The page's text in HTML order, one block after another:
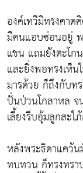
องค์เทวีมิทรงคา
มีคนแอบซ่อนอยู่
แขน แถมยังตะโก
และยิ่งพอทรงเห็
มารด้วย ก็ถึงกับท
ปั่นป่วนโกลาหล จ
เลี้ยงรีบอุ้มลูกสะ
หลังพระธิดาแคว้
ทบทวน ก็ทรงทร